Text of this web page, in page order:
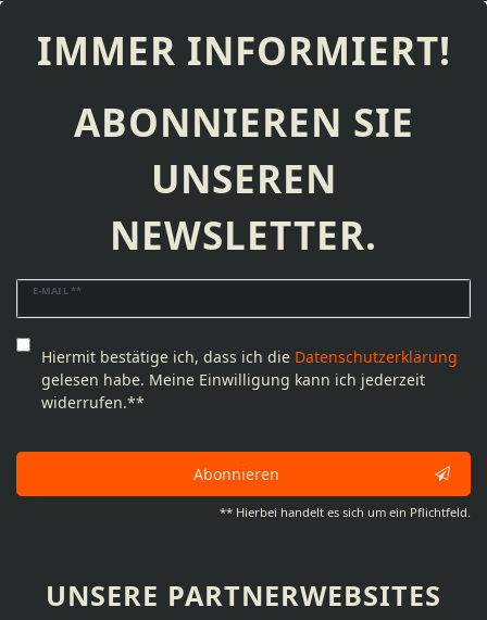
IMMER INFORMIERT!
ABONNIEREN SIE
UNSEREN
NEWSLETTER.
E-MAIL **
Newsletter
Honig
Hiermit bestätige ich, dass ich die Daten­schutz­erklärung
gelesen habe. Meine Einwilligung kann ich jederzeit
widerrufen.**
Abonnieren
** Hierbei handelt es sich um ein Pflichtfeld.
UNSERE PARTNERWEBSITES